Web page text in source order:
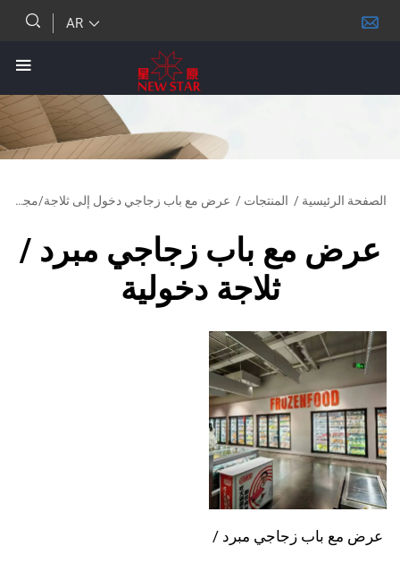
/المنتجات/عرض مع باب زجاجي دخول إلى ثلاجة/مجمد
مع باب زجاجي مبرد /
ثلاجة دخولية
زجاجي مبرد /